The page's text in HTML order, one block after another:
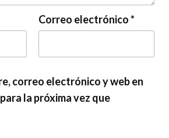
Correo electrónico*
correo electrónico y web en
la próxima vez que